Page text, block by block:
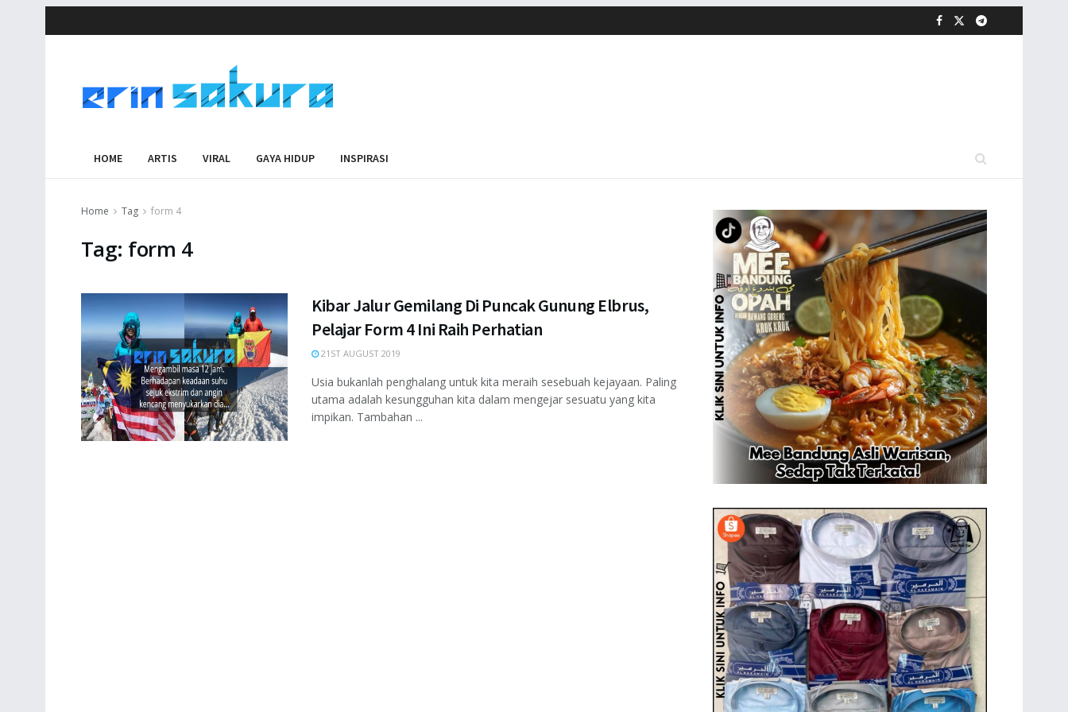
HOME ARTIS VIRAL GAYA HIDUP INSPIRASI
Home Tag form 4
Tag: form 4
Kibar Jalur Gemilang Di Puncak Gunung Elbrus,
Pelajar Form 4 Ini Raih Perhatian
21ST AUGUST 2019
Usia bukanlah penghalang untuk kita meraih sesebuah kejayaan. Paling
utama adalah kesungguhan kita dalam mengejar sesuatu yang kita
impikan. Tambahan ...